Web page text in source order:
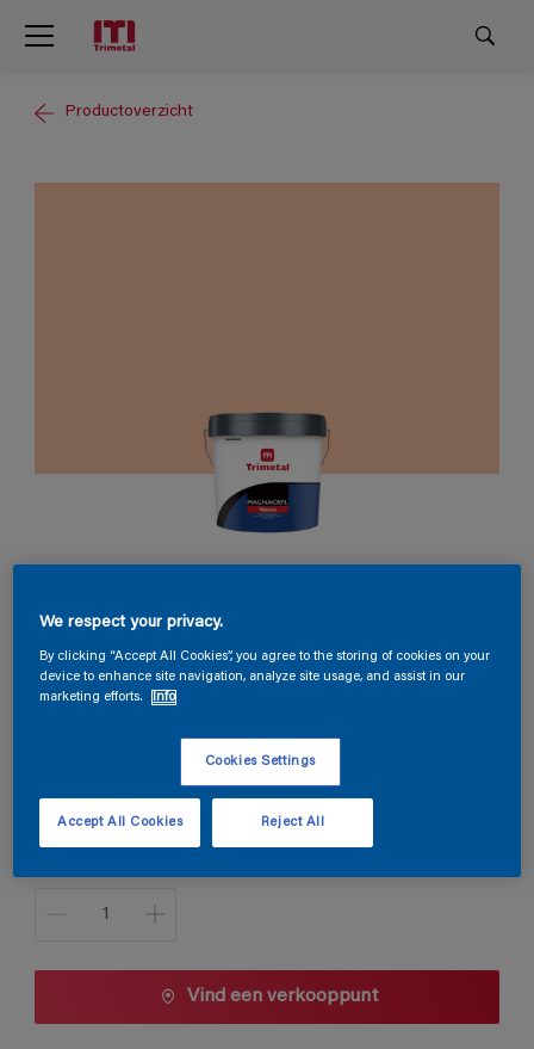
Productoverzicht
Magnacryl Velours
D5.18.76
1 L
1 L
Vind een verkooppunt
We respect your privacy.
By clicking “Accept All Cookies”, you agree to the storing of cookies on your
device to enhance site navigation, analyze site usage, and assist in our
marketing efforts.
Info
Cookies Settings
Reject All
Accept All Cookies